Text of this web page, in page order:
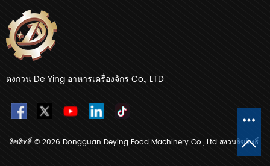
ตงกวน De Ying อาหารเครื่องจักร Co., LTD
ลิขสิทธิ์ © 2026 Dongguan Deying Food Machinery Co., Ltd สงวนลิขสิทธิ์.